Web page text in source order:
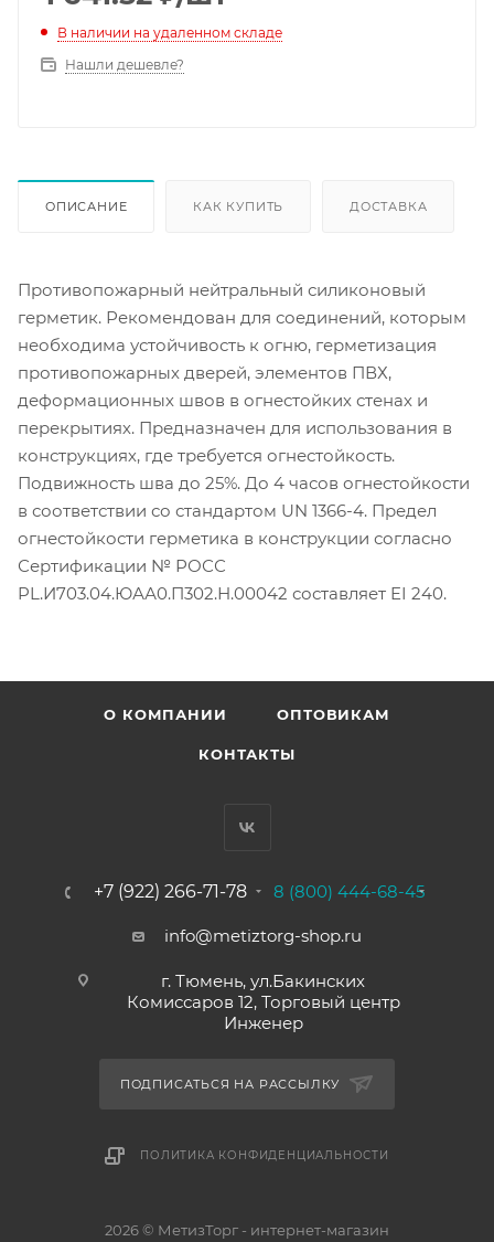
В наличии на удаленном складе
Нашли дешевле?
ОПИСАНИЕ КАК КУПИТЬ ДОСТАВКА
Противопожарный нейтральный силиконовый
герметик. Рекомендован для соединений, которым
необходима устойчивость к огню, герметизация
противопожарных дверей, элементов ПВХ,
деформационных швов в огнестойких стенах и
перекрытиях. Предназначен для использования в
конструкциях, где требуется огнестойкость.
Подвижность шва до 25%. До 4 часов огнестойкости
в соответствии со стандартом UN 1366-4. Предел
огнестойкости герметика в конструкции согласно
Сертификации № РОСС
PL.И703.04.ЮАА0.П302.Н.00042 составляет EI 240.
О КОМПАНИИ ОПТОВИКАМ
КОНТАКТЫ
+7 (922) 266-71-78 8 (800) 444-68-45
info@metiztorg-shop.ru
г. Тюмень, ул.Бакинских
Комиссаров 12, Торговый центр
Инженер
ПОДПИСАТЬСЯ НА РАССЫЛКУ
ПОЛИТИКА КОНФИДЕНЦИАЛЬНОСТИ
2026 © МетизТорг - интернет-магазин